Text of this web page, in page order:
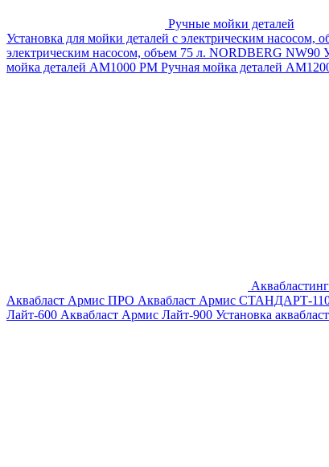
Ручные мойки деталей
Установка для мойки деталей с электрическим насосом,
электрическим насосом, объем 75 л. NORDBERG NW90
мойка деталей АМ1000 РМ Ручная мойка деталей
Аквабластинг
Аквабласт Армис ПРО Аквабласт Армис СТАНДАРТ-
Лайт-600 Аквабласт Армис Лайт-900 Установка